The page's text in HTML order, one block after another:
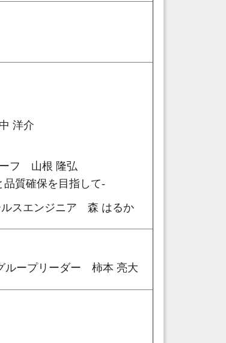
洋介
フ 山根 隆弘
品質確保を目指して-
スエンジニア 森 はるか
ープリーダー 柿本 亮大